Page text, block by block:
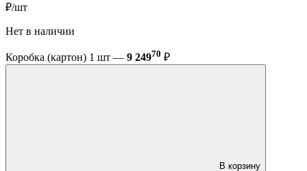
₽/шт
Нет в наличии
Коробка (картон) 1 шт — 9 24970 ₽
В корзину